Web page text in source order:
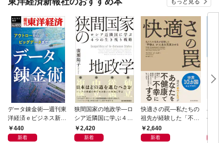
もっと見る
データ錬金術―週刊東
洋経済ｅビジネス新書
Ｎo.493
440
新着
狭間国家の地政学―ロ
シア近隣国に学ぶ４つ
の生き残り戦略
2,420
新着
快適さの罠―私たちの
祖先が経験した「不快
さ」が人生を充実させ
る
2,640
新着
石
―大
２